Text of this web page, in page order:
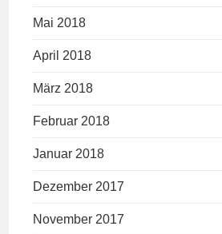
Mai 2018
April 2018
März 2018
Februar 2018
Januar 2018
Dezember 2017
November 2017